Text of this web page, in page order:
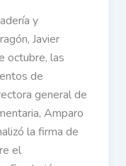
y
Javier
octubre, las
de
general de
Amparo
la firma de
el